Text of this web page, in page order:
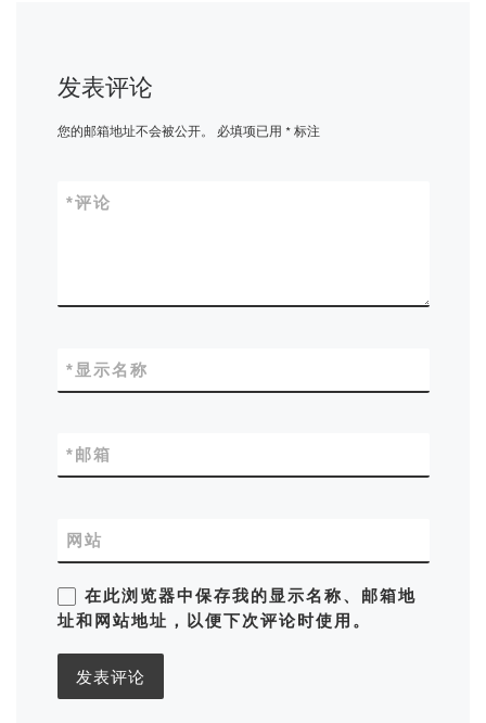
发表评论
您的邮箱地址不会被公开。 必填项已用 *标注
评论
*
显示名称
*
邮箱
*
网站
在此浏览器中保存我的显示名称、邮箱地
址和网站地址，以便下次评论时使用。